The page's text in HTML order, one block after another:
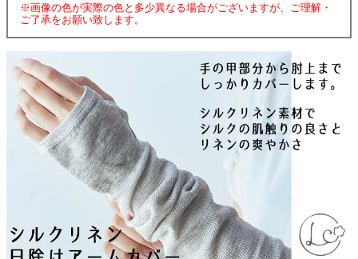
※画像の色が実際の色と多少異なる場合がございますが、ご理解・
ご了承をお願い致します。